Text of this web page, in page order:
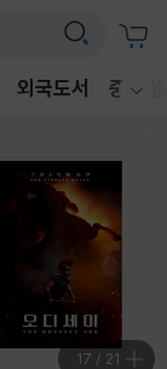
외국도서 중고샵
18 / 21